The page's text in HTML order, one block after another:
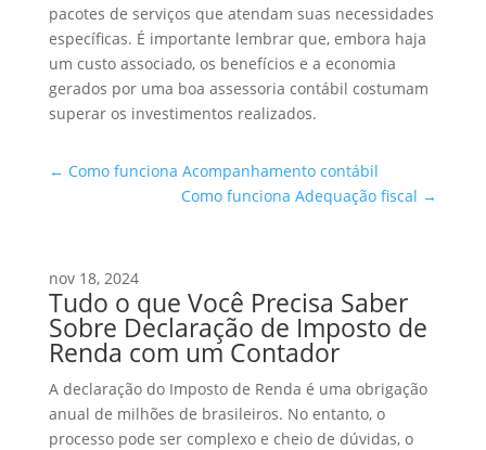
pacotes de serviços que atendam suas necessidades
específicas. É importante lembrar que, embora haja
um custo associado, os benefícios e a economia
gerados por uma boa assessoria contábil costumam
superar os investimentos realizados.
← Como funciona Acompanhamento contábil
Como funciona Adequação fiscal →
nov 18, 2024
Tudo o que Você Precisa Saber
Sobre Declaração de Imposto de
Renda com um Contador
A declaração do Imposto de Renda é uma obrigação
anual de milhões de brasileiros. No entanto, o
processo pode ser complexo e cheio de dúvidas, o